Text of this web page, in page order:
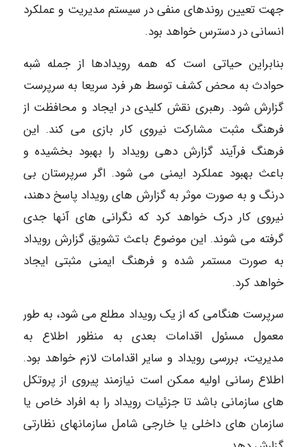
جهت تعیین روندهای منفی در سیستم مدیریت و عملکرد
انسانی در دسترس خواهد بود.
بنابراین حیاتی است که همه رویدادها از جمله شبه
حوادث به محض کشف توسط هر فرد سریعا به سرپرست
گزارش شود. رهبری نقش کلیدی در ایجاد و محافظت از
فرهنگ مثبت مشارکت نیروی کار بازی می کند. این
فرهنگ فرآیند گزارش دهی رویداد را بهبود بخشیده و
باعث بهبود عملکرد ایمنی می شود. اگر سرپرستان بی
درنگ و به صورت موثر به گزارش های رویداد پاسخ دهند،
نیروی کار درک خواهد کرد که نگرانی های آنها جدی
گرفته می شوند. این موضوع باعث تشویق گزارش رویداد
به صورت مستمر شده و فرهنگ ایمنی مثبتی ایجاد
خواهد کرد.
سرپرست هنگامی که از یک رویداد مطلع می شود، به طور
معمول مسئول اقدامات بعدی به منظور اطلاع به
مدیریت، بررسی رویداد و سایر اقدامات لازم خواهد بود.
اطلاع رسانی اولیه ممکن است نیازمند پیروی از پروتکل
های سازمانی باشد تا جزئیات رویداد را به افراد خاص یا
سازمان های داخلی یا خارجی شامل سازمانهای نظارتی